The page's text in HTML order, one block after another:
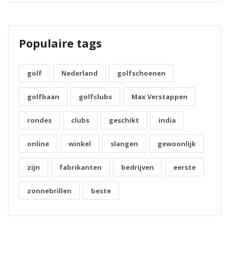
Populaire tags
golf Nederland golfschoenen
golfbaan golfclubs Max Verstappen
rondes clubs geschikt india
online winkel slangen gewoonlijk
zijn fabrikanten bedrijven eerste
zonnebrillen beste